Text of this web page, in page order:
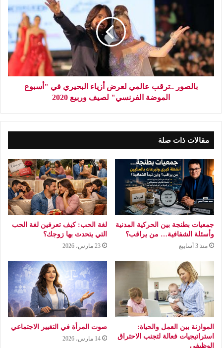
بالصور ..ترقب عالمي لعرض أزياء البحيري في "أسبوع
الموضة الفرنسي" لصيف وربيع 2020
مقالات ذات صلة
جمعيات بطنجة بين الحركية المدنية
وأسئلة الشفافية… من يراقب؟
منذ 3 أسابيع
لغة الحب: كيف تعرفين لغة الحب
التي يتحدث بها زوجك؟
23 مارس، 2026
الموازنة بين العمل والحياة:
استراتيجيات فعالة لتجنب الاحتراق
الوظيفي
صوت المرأة في التغيير الاجتماعي
14 مارس، 2026